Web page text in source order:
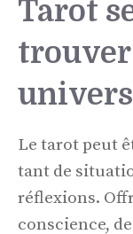
Tarot
trouver
Le tarot peut
tant de
réflexions.
conscience,